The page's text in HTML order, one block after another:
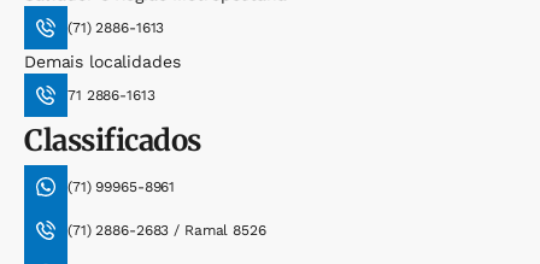
(71) 2886-1613
Demais localidades
71 2886-1613
Classificados
(71) 99965-8961
(71) 2886-2683 / Ramal 8526